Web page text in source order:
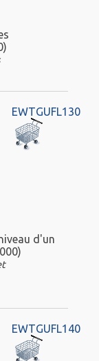
EWTGUFL130
d'un
EWTGUFL140